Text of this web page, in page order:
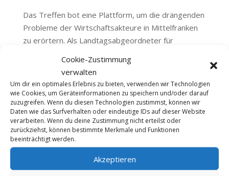
Cookie-Zustimmung
verwalten
Um dir ein optimales Erlebnis zu bieten, verwenden wir Technologien
wie Cookies, um Geräteinformationen zu speichern und/oder darauf
zuzugreifen. Wenn du diesen Technologien zustimmst, können wir
Daten wie das Surfverhalten oder eindeutige IDs auf dieser Website
verarbeiten. Wenn du deine Zustimmung nicht erteilst oder
zurückziehst, können bestimmte Merkmale und Funktionen
beeinträchtigt werden.
Akzeptieren
Das Treffen bot eine Plattform, um die drängenden
Probleme der Wirtschaftsakteure in Mittelfranken
zu erörtern. Als Landtagsabgeordneter für
Handwerkskammer für Mittelfranken nutzte
Thomas Pirner, um die Herausforderungen, denen
die Kammerbetriebe gegenüberstehen,
hervorzuheben. Der akute Fachkräftemangel,
zunehmende Bürokratie und steigende Kosten
belasten die Betriebe in erheblichem Maße.
Neben der Identifizierung der Probleme wurden
auch konkrete Lösungsansätze diskutiert. Ein Fokus